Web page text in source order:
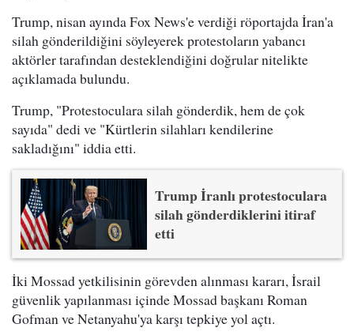
Trump, nisan ayında Fox News'e verdiği röportajda İran'a
silah gönderildiğini söyleyerek protestoların yabancı
aktörler tarafından desteklendiğini doğrular nitelikte
açıklamada bulundu.
Trump, "Protestoculara silah gönderdik, hem de çok
sayıda" dedi ve "Kürtlerin silahları kendilerine
sakladığını" iddia etti.
Trump İranlı protestoculara
silah gönderdiklerini itiraf
etti
İki Mossad yetkilisinin görevden alınması kararı, İsrail
güvenlik yapılanması içinde Mossad başkanı Roman
Gofman ve Netanyahu'ya karşı tepkiye yol açtı.